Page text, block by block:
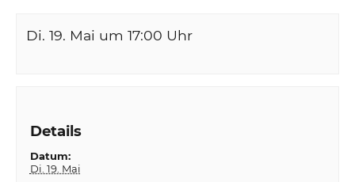
Di. 19. Mai um 17:00 Uhr
Details
Datum:
Di. 19. Mai